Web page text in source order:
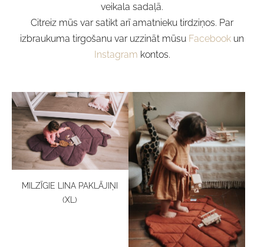
veikala sadaļā.
Citreiz mūs var satikt arī amatnieku tirdziņos. Par
izbraukuma tirgošanu var uzzināt mūsu Facebook un
Instagram kontos.
MILZĪGIE LINA PAKLĀJIŅI
(XL)